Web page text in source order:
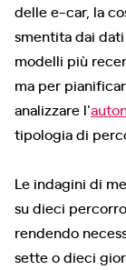
delle e-car, la
smentita dai
modelli più
ma per
analizzare l'
tipologia di
Le indagini di
su dieci
rendendo
sette o dieci